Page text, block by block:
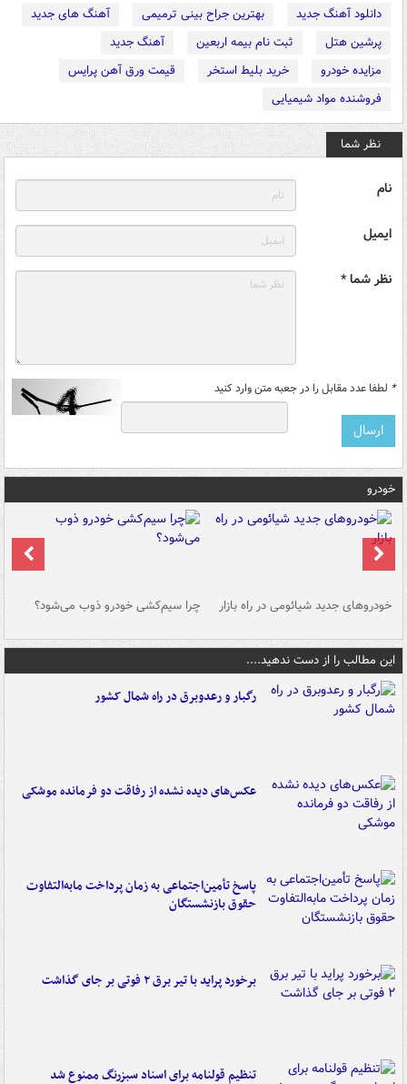
دانلود آهنگ جدید
بهترین جراح بینی ترمیمی
آهنگ های جدید
پرشین هتل
ثبت نام بیمه اربعین
آهنگ جدید
مزایده خودرو
خرید بلیط استخر
قیمت ورق آهن پرایس
فروشنده مواد شیمیایی
نظر شما
نام
ایمیل
نظر شما *
* لطفا عدد مقابل را در جعبه متن وارد کنید
خودرو
خودروهای جدید شیائومی در راه بازار چرا سیم‌کشی خودرو ذوب می‌شود؟
این مطالب را از دست ندهید....
رگبار و رعدوبرق در راه شمال کشور
عکس‌های دیده نشده از رفاقت دو فرمانده‌ موشکی
پاسخ تأمین‌اجتماعی به زمان پرداخت مابه‌التفاوت
حقوق بازنشستگان
برخورد پراید با تیر برق ۲ فوتی بر جای گذاشت
تنظیم قولنامه برای اسناد سبزرنگ ممنوع شد